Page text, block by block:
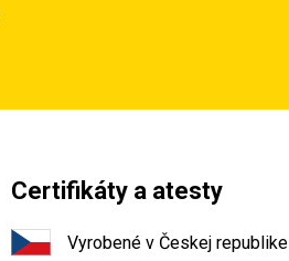
Certifikáty a atesty
Vyrobené v Českej republike